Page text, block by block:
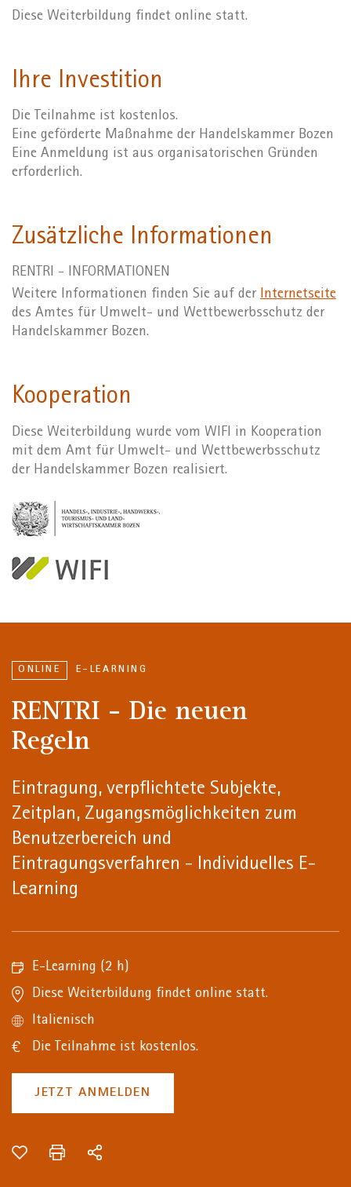
Diese Weiterbildung findet online statt.
Ihre Investition
Die Teilnahme ist kostenlos.
Eine geförderte Maßnahme der Handelskammer Bozen
Eine Anmeldung ist aus organisatorischen Gründen
erforderlich.
Zusätzliche Informationen
RENTRI - INFORMATIONEN
Weitere Informationen finden Sie auf der Internetseite
des Amtes für Umwelt- und Wettbewerbsschutz der
Handelskammer Bozen.
Kooperation
Diese Weiterbildung wurde vom WIFI in Kooperation
mit dem Amt für Umwelt- und Wettbewerbsschutz
der Handelskammer Bozen realisiert.
E-LEARNING
ONLINE
RENTRI - Die neuen
Regeln
Eintragung, verpflichtete Subjekte,
Zeitplan, Zugangsmöglichkeiten zum
Benutzerbereich und
Eintragungsverfahren - Individuelles E-
Learning
E-Learning (2 h)
Diese Weiterbildung findet online statt.
Italienisch
Die Teilnahme ist kostenlos.
JETZT ANMELDEN